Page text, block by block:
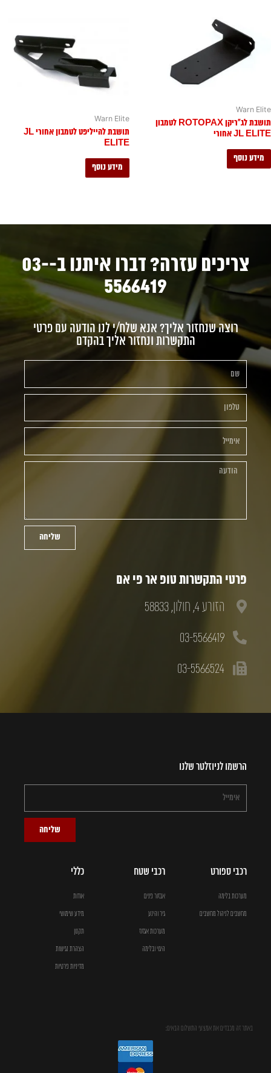
Warn Elite
תושבת לג"ריקן ROTOPAX לטמבון
JL ELITE אחורי
מידע נוסף
Warn Elite
תושבת להייליפט לטמבון אחורי JL
ELITE
מידע נוסף
צריכים עזרה? דברו איתנו ב-03-
5566419
רוצה שנחזור אליך? אנא שלח/י לנו הודעה עם פרטי
התקשרות ונחזור אליך בהקדם
שליחה
פרטי התקשרות טופ אר פי אם
הזורע 4, חולון, 58833
03-5566419
03-5566524
הרשמו לניוזלטר שלנו
שליחה
רכבי ספורט
מערכות בלימה
מחשבים לניהול מחשבים
רכבי שטח
אבזור פנים
גיר והינע
מערכות אגזוז
היגוי ובלימה
כללי
אודות
מידע שימושי
תקנון
הצהרת נגישות
מדיניות פרטיות
באתר זה מכבדים את אמצעי התשלום הבאים: